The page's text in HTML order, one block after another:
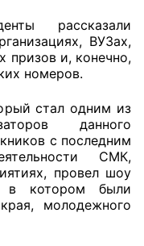
рассказали
ВУЗах,
призов и, конечно,
номеров.
стал одним из
данного
с последним
СМК,
провел шоу
в котором были
молодежного